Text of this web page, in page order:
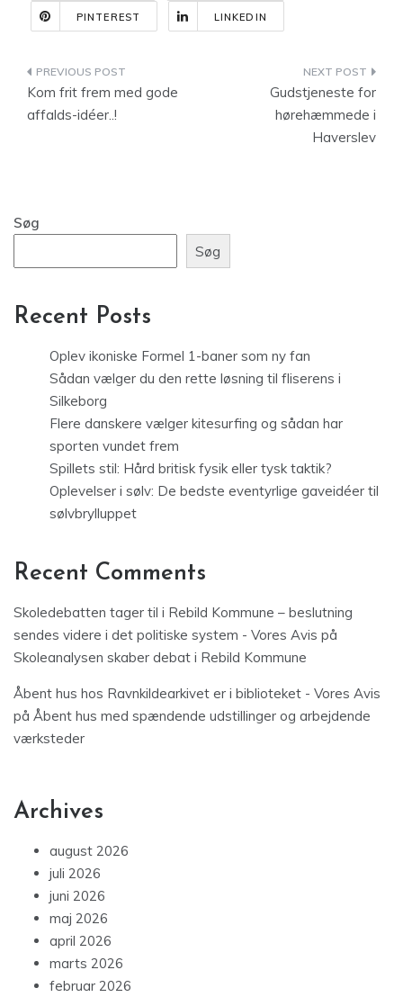
PINTEREST LINKEDIN
Indlægsnavigation
Kom frit frem med gode
affalds-idéer..!
Gudstjeneste for
hørehæmmede i
Haverslev
Søg
Søg
Recent Posts
Oplev ikoniske Formel 1-baner som ny fan
Sådan vælger du den rette løsning til fliserens i
Silkeborg
Flere danskere vælger kitesurfing og sådan har
sporten vundet frem
Spillets stil: Hård britisk fysik eller tysk taktik?
Oplevelser i sølv: De bedste eventyrlige gaveidéer til
sølvbrylluppet
Recent Comments
Skoledebatten tager til i Rebild Kommune – beslutning
sendes videre i det politiske system - Vores Avis på
Skoleanalysen skaber debat i Rebild Kommune
Åbent hus hos Ravnkildearkivet er i biblioteket - Vores Avis
på Åbent hus med spændende udstillinger og arbejdende
værksteder
Archives
august 2026
juli 2026
juni 2026
maj 2026
april 2026
marts 2026
februar 2026